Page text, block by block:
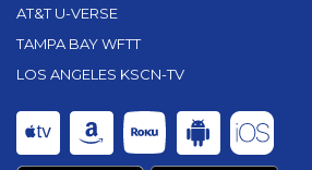
AT&T U-VERSE
TAMPA BAY WFTT
LOS ANGELES KSCN-TV